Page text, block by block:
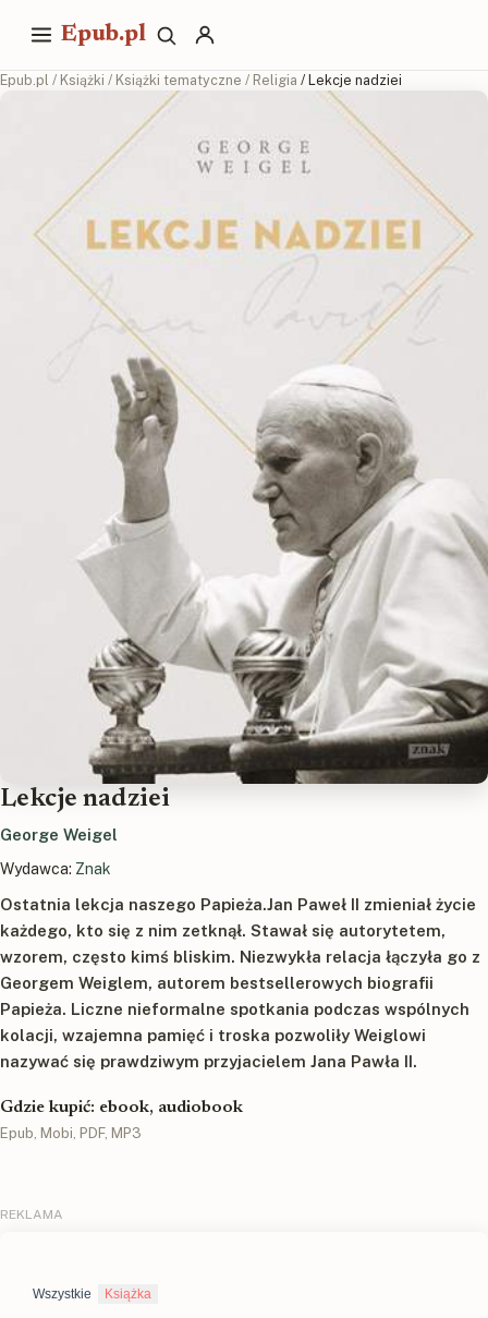
Epub.pl
Epub.pl / Książki / Książki tematyczne / Religia / Lekcje nadziei
Lekcje nadziei
George Weigel
Wydawca: Znak
Ostatnia lekcja naszego Papieża.Jan Paweł II zmieniał życie
każdego, kto się z nim zetknął. Stawał się autorytetem,
wzorem, często kimś bliskim. Niezwykła relacja łączyła go z
Georgem Weiglem, autorem bestsellerowych biografii
Papieża. Liczne nieformalne spotkania podczas wspólnych
kolacji, wzajemna pamięć i troska pozwoliły Weiglowi
nazywać się prawdziwym przyjacielem Jana Pawła II.
Gdzie kupić: ebook, audiobook
Epub, Mobi, PDF, MP3